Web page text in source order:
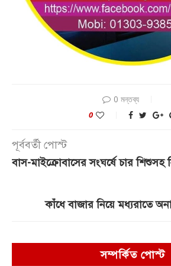
0 মন্তব্য
0
পূর্ববর্তী পোস্ট
বাস-মাইক্রোবাসের সংঘর্ষে চার শিশুসহ
কাঁধে বাজার নিয়ে মধ্যরাতে
সম্পর্কিত পোস্ট